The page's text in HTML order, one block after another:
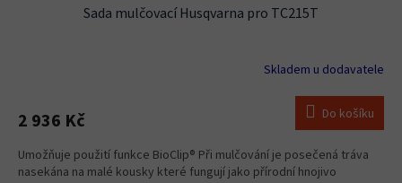
Sada mulčovací Husqvarna pro TC215T
Skladem u dodavatele
2 936 Kč Do košíku
Umožňuje použití funkce BioClip® Při mulčování je posečená tráva
nasekána na malé kousky které fungují jako přírodní hnojivo